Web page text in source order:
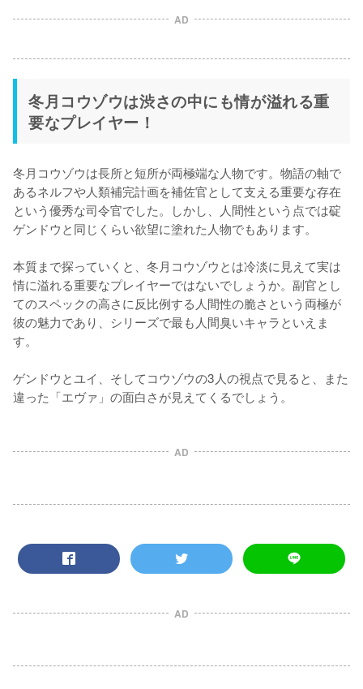
AD
冬月コウゾウは渋さの中にも情が溢れる重
要なプレイヤー！
冬月コウゾウは長所と短所が両極端な人物です。物語の軸で
あるネルフや人類補完計画を補佐官として支える重要な存在
という優秀な司令官でした。しかし、人間性という点では碇
ゲンドウと同じくらい欲望に塗れた人物でもあります。
本質まで探っていくと、冬月コウゾウとは冷淡に見えて実は
情に溢れる重要なプレイヤーではないでしょうか。副官とし
てのスペックの高さに反比例する人間性の脆さという両極が
彼の魅力であり、シリーズで最も人間臭いキャラといえま
す。
ゲンドウとユイ、そしてコウゾウの3人の視点で見ると、また
違った「エヴァ」の面白さが見えてくるでしょう。
AD
AD